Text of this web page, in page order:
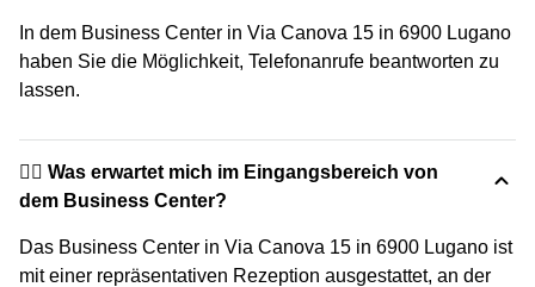
In dem Business Center in Via Canova 15 in 6900 Lugano
haben Sie die Möglichkeit, Telefonanrufe beantworten zu
lassen.
🙋‍♀️ Was erwartet mich im Eingangsbereich von
dem Business Center?
Das Business Center in Via Canova 15 in 6900 Lugano ist
mit einer repräsentativen Rezeption ausgestattet, an der